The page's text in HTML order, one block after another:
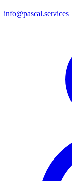
info@pascal.services